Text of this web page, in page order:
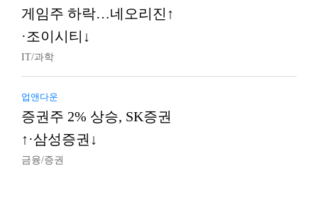
게임주 하락…네오리진↑
·조이시티↓
IT/과학
업앤다운
증권주 2% 상승, SK증권
↑·삼성증권↓
금융/증권